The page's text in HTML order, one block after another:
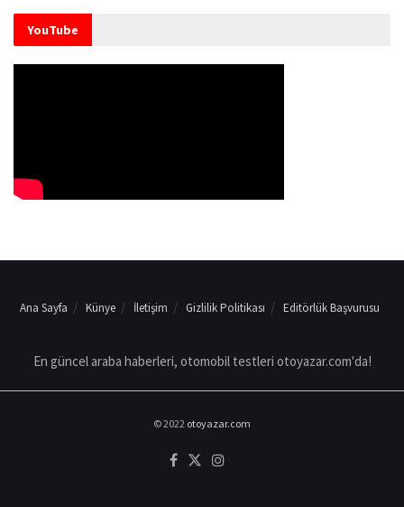
YouTube
Ana Sayfa Künye İletişim Gizlilik Politikası Editörlük Başvurusu
En güncel araba haberleri, otomobil testleri otoyazar.com'da!
© 2022 otoyazar.com